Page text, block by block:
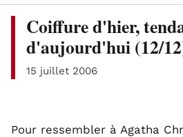
Coiffure d'hier,
d'aujourd'hui (12/
15 juillet 2006
Pour ressembler à Agatha